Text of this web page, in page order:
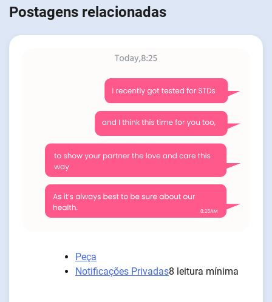
Postagens relacionadas
Peça
Notificações Privadas8 leitura mínima